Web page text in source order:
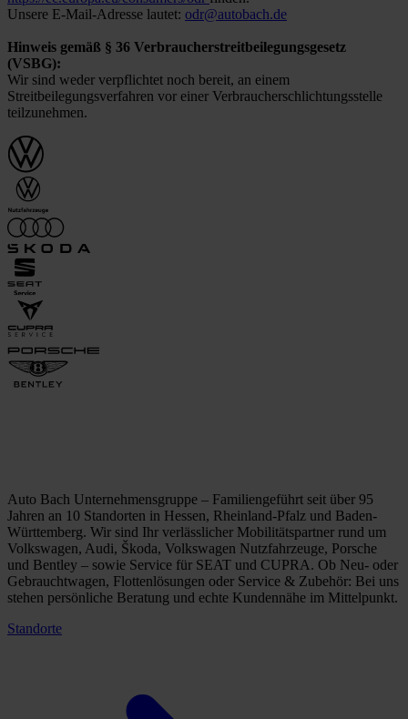
Unsere E-Mail-Adresse lautet: odr@autobach.de
Hinweis gemäß § 36 Verbraucherstreitbeilegungsgesetz
(VSBG):
Wir sind weder verpflichtet noch bereit, an einem
Streitbeilegungsverfahren vor einer Verbraucherschlichtungsstelle
teilzunehmen.
Auto Bach Unternehmensgruppe – Familiengeführt seit über 95
Jahren an 10 Standorten in Hessen, Rheinland-Pfalz und Baden-
Württemberg. Wir sind Ihr verlässlicher Mobilitätspartner rund um
Volkswagen, Audi, Škoda, Volkswagen Nutzfahrzeuge, Porsche
und Bentley – sowie Service für SEAT und CUPRA. Ob Neu- oder
Gebrauchtwagen, Flottenlösungen oder Service & Zubehör: Bei uns
stehen persönliche Beratung und echte Kundennähe im Mittelpunkt.
Standorte